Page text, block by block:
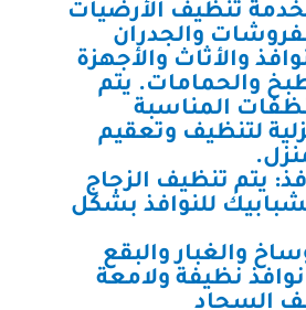
تنظيف الأرضيات
والجدران
والأثاث والأجهزة
والحمامات. يتم
المناسبة
لتنظيف وتعقيم
يتم تنظيف الزجاج
للنوافذ بشكل
والغبار والبقع
نظيفة ولامعة
السجاد